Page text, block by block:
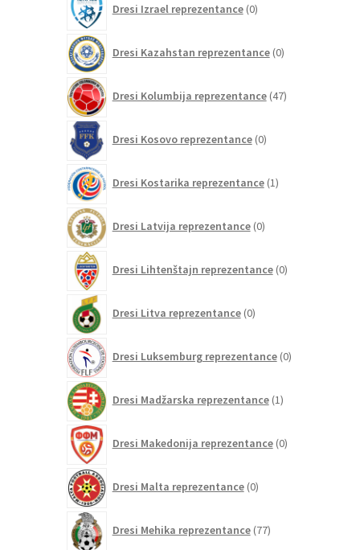
Dresi Izrael reprezentance 0izdelkov
Dresi Kazahstan reprezentance 0izdelkov
Dresi Kolumbija reprezentance 47izdelkov
Dresi Kosovo reprezentance 0izdelkov
Dresi Kostarika reprezentance 1izdelek
Dresi Latvija reprezentance 0izdelkov
Dresi Lihtenštajn reprezentance 0izdelkov
Dresi Litva reprezentance 0izdelkov
Dresi Luksemburg reprezentance 0izdelkov
Dresi Madžarska reprezentance 1izdelek
Dresi Makedonija reprezentance 0izdelkov
Dresi Malta reprezentance 0izdelkov
Dresi Mehika reprezentance 77izdelkov